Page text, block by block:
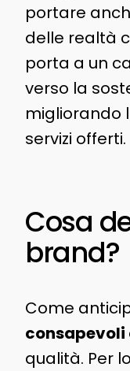
portare
delle realtà
porta a un
verso la
migliorando
servizi offerti.
Cosa
brand?
Come
consapevoli
qualità. Per